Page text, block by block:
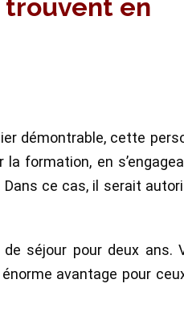
trouvent en
démontrable, cette
formation, en
ce cas, il serait
séjour pour deux ans.
avantage pour